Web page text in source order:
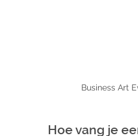
Business Art
Hoe vang je